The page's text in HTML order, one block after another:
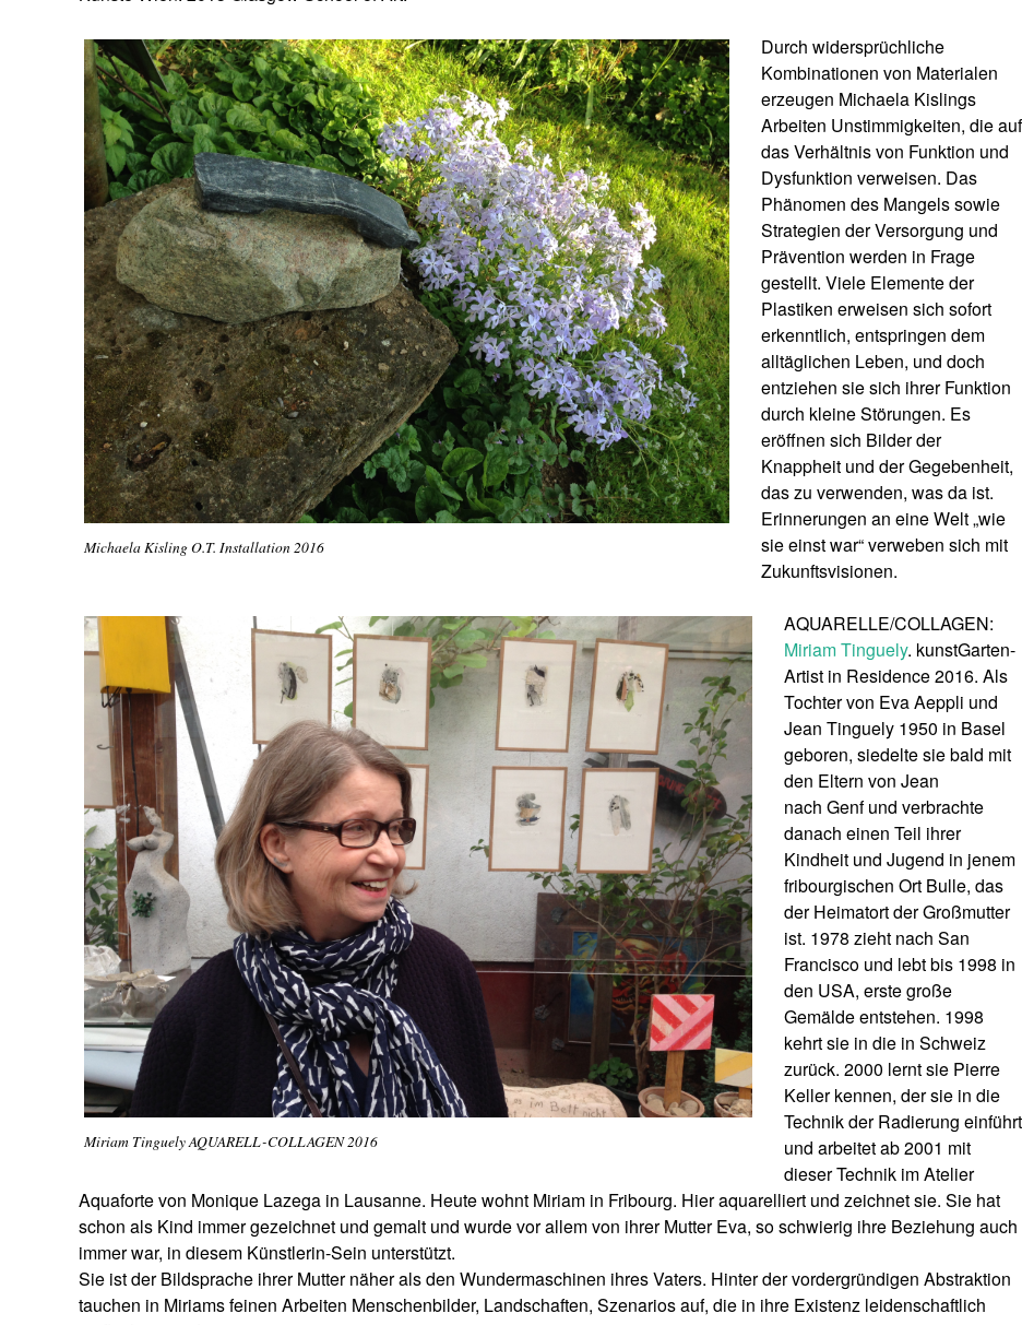
Michaela Kisling O.T. Installation 2016
Durch widersprüchliche
Kombinationen von Materialen
erzeugen Michaela Kislings
Arbeiten Unstimmigkeiten, die auf
das Verhältnis von Funktion und
Dysfunktion verweisen. Das
Phänomen des Mangels sowie
Strategien der Versorgung und
Prävention werden in Frage
gestellt. Viele Elemente der
Plastiken erweisen sich sofort
erkenntlich, entspringen dem
alltäglichen Leben, und doch
entziehen sie sich ihrer Funktion
durch kleine Störungen. Es
eröffnen sich Bilder der
Knappheit und der Gegebenheit,
das zu verwenden, was da ist.
Erinnerungen an eine Welt „wie
sie einst war“ verweben sich mit
Zukunftsvisionen.
Miriam Tinguely AQUARELL-COLLAGEN 2016
AQUARELLE/COLLAGEN:
Miriam Tinguely. kunstGarten-
Artist in Residence 2016. Als
Tochter von Eva Aeppli und
Jean Tinguely 1950 in Basel
geboren, siedelte sie bald mit
den Eltern von Jean
nach Genf und verbrachte
danach einen Teil ihrer
Kindheit und Jugend in jenem
fribourgischen Ort Bulle, das
der Heimatort der Großmutter
ist. 1978 zieht nach San
Francisco und lebt bis 1998 in
den USA, erste große
Gemälde entstehen. 1998
kehrt sie in die in Schweiz
zurück. 2000 lernt sie Pierre
Keller kennen, der sie in die
Technik der Radierung einführt
und arbeitet ab 2001 mit
dieser Technik im Atelier
Aquaforte von Monique Lazega in Lausanne. Heute wohnt Miriam in Fribourg. Hier aquarelliert und zeichnet sie. Sie hat
schon als Kind immer gezeichnet und gemalt und wurde vor allem von ihrer Mutter Eva, so schwierig ihre Beziehung auch
immer war, in diesem Künstlerin-Sein unterstützt.
Sie ist der Bildsprache ihrer Mutter näher als den Wundermaschinen ihres Vaters. Hinter der vordergründigen Abstraktion
tauchen in Miriams feinen Arbeiten Menschenbilder, Landschaften, Szenarios auf, die in ihre Existenz leidenschaftlich